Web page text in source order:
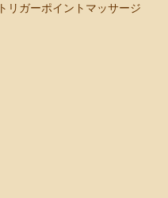
トリガーポイントマッサージ